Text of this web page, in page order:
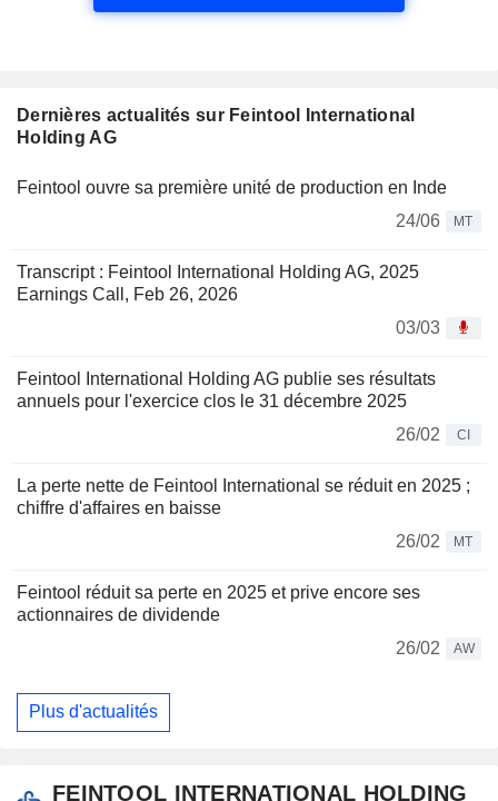
Dernières actualités sur Feintool International
Holding AG
Feintool ouvre sa première unité de production en Inde
24/06
MT
Transcript : Feintool International Holding AG, 2025
Earnings Call, Feb 26, 2026
03/03
Feintool International Holding AG publie ses résultats
annuels pour l'exercice clos le 31 décembre 2025
26/02
CI
La perte nette de Feintool International se réduit en 2025 ;
chiffre d'affaires en baisse
26/02
MT
Feintool réduit sa perte en 2025 et prive encore ses
actionnaires de dividende
26/02
AW
Plus d'actualités
FEINTOOL INTERNATIONAL HOLDING